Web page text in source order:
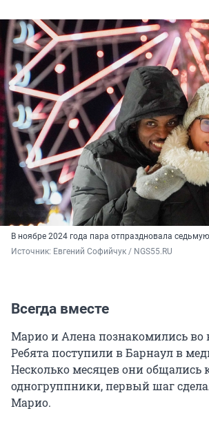
В ноябре 2024 года пара отпраздновала
Источник: Евгений Софийчук / NGS55.RU
Всегда вместе
Марио и Алена познакомились во
Ребята поступили в Барнаул в
Несколько месяцев они общались
одногруппники, первый шаг
Марио.